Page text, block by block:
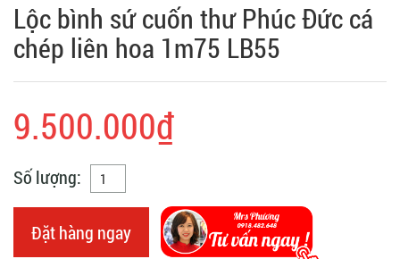
Lộc bình sứ cuốn thư Phúc Đức cá
chép liên hoa 1m75 LB55
9.500.000₫
Số lượng:
Đặt hàng ngay